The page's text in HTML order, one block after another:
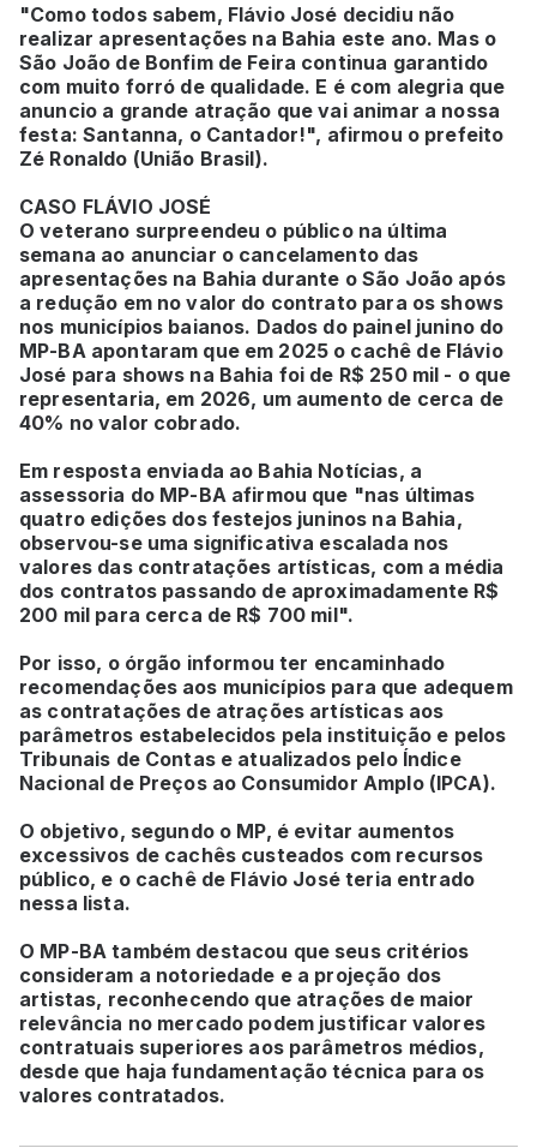
"Como todos sabem, Flávio José decidiu não
realizar apresentações na Bahia este ano. Mas o
São João de Bonfim de Feira continua garantido
com muito forró de qualidade. E é com alegria que
anuncio a grande atração que vai animar a nossa
festa: Santanna, o Cantador!", afirmou o prefeito
Zé Ronaldo (União Brasil).
CASO FLÁVIO JOSÉ
O veterano surpreendeu o público na última
semana ao anunciar o cancelamento das
apresentações na Bahia durante o São João após
a redução em no valor do contrato para os shows
nos municípios baianos. Dados do painel junino do
MP-BA apontaram que em 2025 o cachê de Flávio
José para shows na Bahia foi de R$ 250 mil - o que
representaria, em 2026, um aumento de cerca de
40% no valor cobrado.
Em resposta enviada ao Bahia Notícias, a
assessoria do MP-BA afirmou que "nas últimas
quatro edições dos festejos juninos na Bahia,
observou-se uma significativa escalada nos
valores das contratações artísticas, com a média
dos contratos passando de aproximadamente R$
200 mil para cerca de R$ 700 mil".
Por isso, o órgão informou ter encaminhado
recomendações aos municípios para que adequem
as contratações de atrações artísticas aos
parâmetros estabelecidos pela instituição e pelos
Tribunais de Contas e atualizados pelo Índice
Nacional de Preços ao Consumidor Amplo (IPCA).
O objetivo, segundo o MP, é evitar aumentos
excessivos de cachês custeados com recursos
público, e o cachê de Flávio José teria entrado
nessa lista.
O MP-BA também destacou que seus critérios
consideram a notoriedade e a projeção dos
artistas, reconhecendo que atrações de maior
relevância no mercado podem justificar valores
contratuais superiores aos parâmetros médios,
desde que haja fundamentação técnica para os
valores contratados.